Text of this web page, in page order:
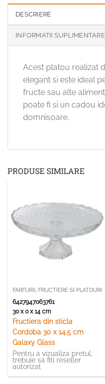
DESCRIERE
INFORMATII SUPLIMENTARE
Acest platou realizat
elegant si este ideal
fructe sau alte
poate fi si un cadou
domnisoare.
PRODUSE SIMILARE
FARFURII, FRUCTIERE SI PLATOURI
6427947063761
30 x 0 x 14 cm
Fructiera din sticla
Cordoba 30 x 14.5 cm
Galaxy Glass
Pentru a vizualiza pretul,
trebuie sa fiti reseller
autorizat